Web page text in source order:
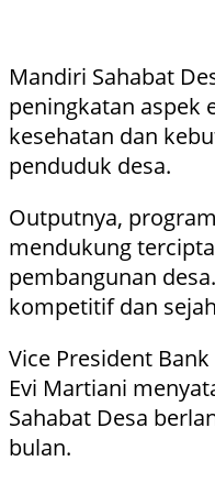
Mandiri Sahabat
peningkatan aspek
kesehatan dan
penduduk desa.
Outputnya,
mendukung
pembangunan
kompetitif dan
Vice President
Evi Martiani
Sahabat Desa
bulan.